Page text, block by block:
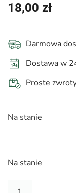
18,00 zł
Darmowa
Dostawa w
Proste
Na stanie
Na stanie
ilość